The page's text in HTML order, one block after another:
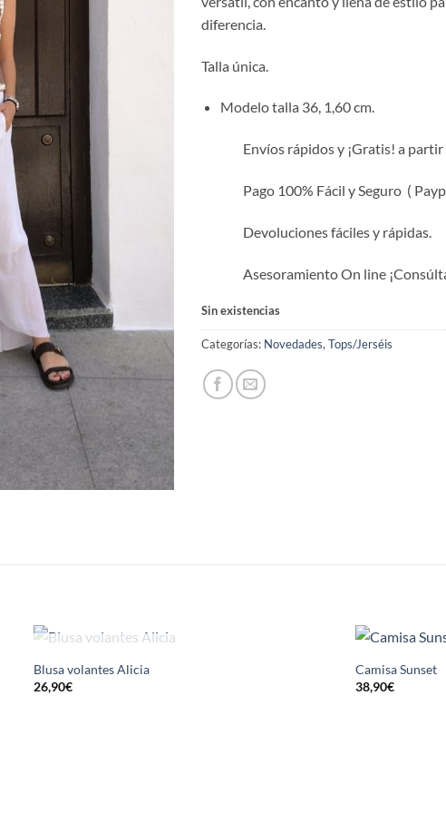
diferencia.
Talla única.
Modelo talla 36, 1,60 cm.
Envíos rápidos y ¡Gratis! a
Pago 100% Fácil y Seguro (
Devoluciones fáciles y rápidas.
Asesoramiento On line
Sin existencias
Categorías: Novedades, Tops/Jerséis
SIN EXISTENCIAS
Blusa volantes Alicia
26,90€
Camisa Sunset
38,90€